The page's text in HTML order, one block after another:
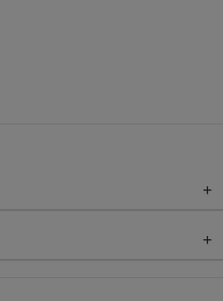
+
+